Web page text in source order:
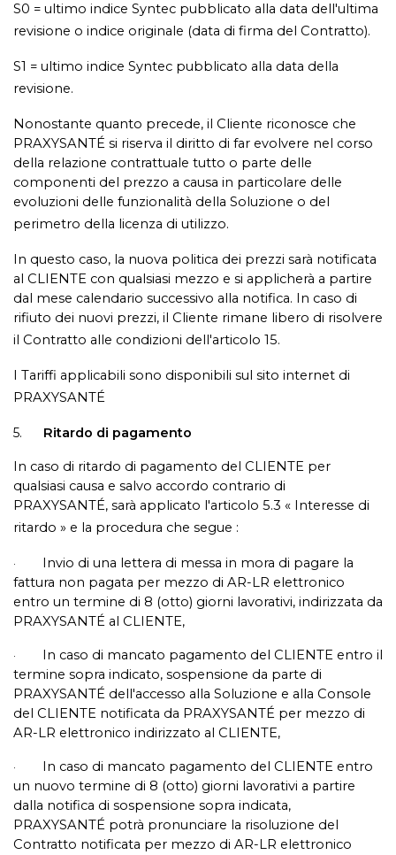
S0 = ultimo indice Syntec pubblicato alla data dell'ultima
revisione o indice originale (data di firma del Contratto).
S1 = ultimo indice Syntec pubblicato alla data della
revisione.
Nonostante quanto precede, il Cliente riconosce che
PRAXYSANTÉ si riserva il diritto di far evolvere nel corso
della relazione contrattuale tutto o parte delle
componenti del prezzo a causa in particolare delle
evoluzioni delle funzionalità della Soluzione o del
perimetro della licenza di utilizzo.
In questo caso, la nuova politica dei prezzi sarà notificata
al CLIENTE con qualsiasi mezzo e si applicherà a partire
dal mese calendario successivo alla notifica. In caso di
rifiuto dei nuovi prezzi, il Cliente rimane libero di risolvere
il Contratto alle condizioni dell'articolo 15.
I Tariffi applicabili sono disponibili sul sito internet di
PRAXYSANTÉ
5. Ritardo di pagamento
In caso di ritardo di pagamento del CLIENTE per
qualsiasi causa e salvo accordo contrario di
PRAXYSANTÉ, sarà applicato l'articolo 5.3 « Interesse di
ritardo » e la procedura che segue :
· Invio di una lettera di messa in mora di pagare la
fattura non pagata per mezzo di AR-LR elettronico
entro un termine di 8 (otto) giorni lavorativi, indirizzata da
PRAXYSANTÉ al CLIENTE,
· In caso di mancato pagamento del CLIENTE entro il
termine sopra indicato, sospensione da parte di
PRAXYSANTÉ dell'accesso alla Soluzione e alla Console
del CLIENTE notificata da PRAXYSANTÉ per mezzo di
AR-LR elettronico indirizzato al CLIENTE,
· In caso di mancato pagamento del CLIENTE entro
un nuovo termine di 8 (otto) giorni lavorativi a partire
dalla notifica di sospensione sopra indicata,
PRAXYSANTÉ potrà pronunciare la risoluzione del
Contratto notificata per mezzo di AR-LR elettronico